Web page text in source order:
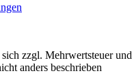
zzgl. Mehrwertsteuer und
anders beschrieben